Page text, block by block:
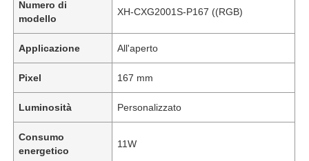
Numero di
modello
XH-CXG2001S-P167 ((RGB)
Applicazione All'aperto
Pixel 167 mm
Luminosità Personalizzato
Consumo
energetico
11W